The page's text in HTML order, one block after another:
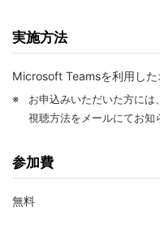
実施方法
Microsoft Teamsを利用した
※
お申込みいただいた方に
視聴方法をメールにてお知
参加費
無料